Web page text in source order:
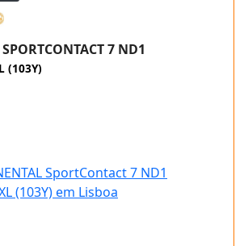
7 ND1
(103Y)